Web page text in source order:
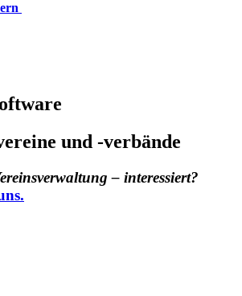
und -verbände
– interessiert?